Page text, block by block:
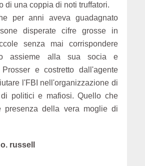
di una coppia di noti truffatori.
per anni aveva guadagnato
disperate cifre grosse in
senza mai corrispondere
assieme alla sua socia e
e costretto dall'agente
l'FBI nell'organizzazione di
politici e mafiosi. Quello che
presenza della vera moglie di
russell